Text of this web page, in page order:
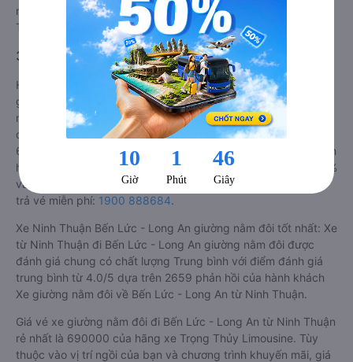
nghiệm dịch vụ của các hãng xe giường nằm đôi đi Ninh
Thuận Bến Lức - Long An .
3. Giá vé xe Ninh Thuận Bến Lức - Long An
Hiện tại, theo cập nhật mới nhất của Vexere.com, giá vé xe
giường nằm đôi tuyến Bến Lức - Long An - Ninh Thuận có
mức giá dao động từ 690000 đồng - 1100000 đồng. Trong
đó, nhà xe Trọng Thủy Limousine có giá vé rẻ nhất, chỉ
690000 đồng. Đặt vé xe Ninh Thuận Bến Lức - Long An chính
hãng tại
Vexere.comđể có giá rẻ nhất, đảm bảo giữ chỗ 100%
và hỗ trợ đổi trả vé miễn phí. Tổng đài tư vấn, đặt vé và đổi
trả vé miễn phí: 1900 888684.
Xe Ninh Thuận Bến Lức - Long An giường nằm đôi tốt nhất: Xe
từ Ninh Thuận đi Bến Lức - Long An giường nằm đôi được
đánh giá chung có chất lượng Trung bình với điểm đánh giá
trung bình từ 4.0/5 dựa trên 2659 phản hồi của hành khách
Xe giường nằm đôi về Bến Lức - Long An từ Ninh Thuận.
Giá vé xe giường nằm đôi đi Bến Lức - Long An từ Ninh Thuận
rẻ nhất là 690000 của hãng xe Trọng Thủy Limousine. Tùy
thuộc vào vị trí ngồi của bạn và chương trình khuyến mãi, giá